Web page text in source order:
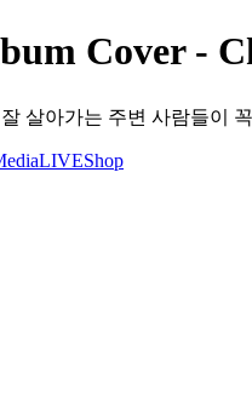
Cover -
살아가는 주변 사람들이
LIVEShop